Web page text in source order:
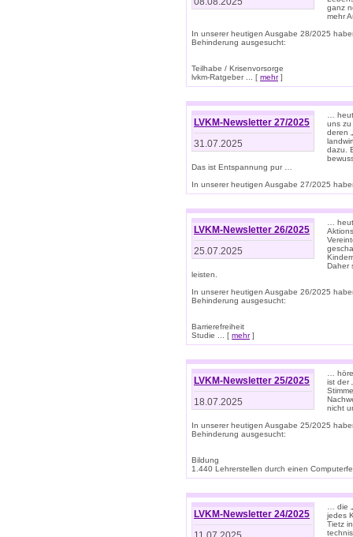
ganz
mehr
In unserer heutigen Ausgabe 28/2025
Behinderung ausgesucht:
Teilhabe / Krisenvorsorge
lvkm-Ratgeber ... [ mehr]
LVKM-Newsletter 27/2025
31.07.2025
…
uns zu
deren
dazu.
Das ist Entspannung pur …
In unserer heutigen Ausgabe 27/2025
LVKM-Newsletter 26/2025
25.07.2025
…
Daher
leisten.
In unserer heutigen Ausgabe 26/2025
Behinderung ausgesucht:
Barrierefreiheit
Studie ... [ mehr]
LVKM-Newsletter 25/2025
18.07.2025
…
ist der
nicht
In unserer heutigen Ausgabe 25/2025
Behinderung ausgesucht:
Bildung
1.440 Lehrerstellen durch einen
LVKM-Newsletter 24/2025
… die
jedes
Tietz